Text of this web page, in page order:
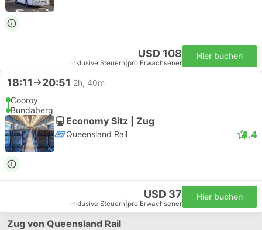
USD 108
inklusive Steuern pro Erwachsener
Hier buchen
18:11 20:51 2h, 40m
Cooroy
Bundaberg
Economy Sitz | Zug
Queensland Rail 4.4
USD 37
inklusive Steuern pro Erwachsener
Hier buchen
Zug von Queensland Rail